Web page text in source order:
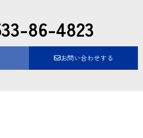
86-4823
お問い合わせする